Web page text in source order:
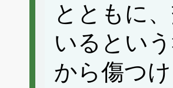
とともに
いるとい
から傷つ